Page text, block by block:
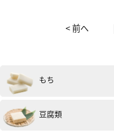
和風ペペロンチーノと
ってみました！唐辛
< 前へ
もち
豆腐類